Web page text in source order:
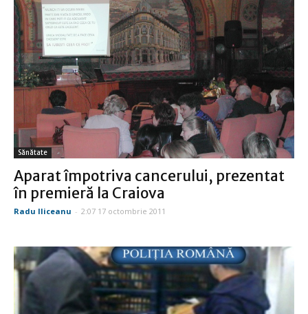
Sănătate
Aparat împotriva cancerului, prezentat
în premieră la Craiova
Radu Iliceanu - 2:07 17 octombrie 2011